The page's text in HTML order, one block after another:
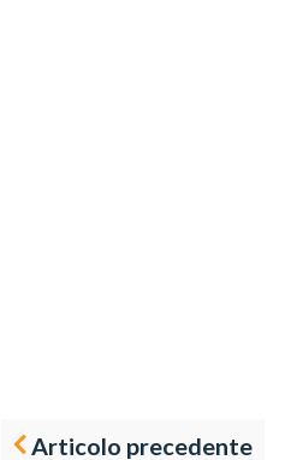
Articolo precedente